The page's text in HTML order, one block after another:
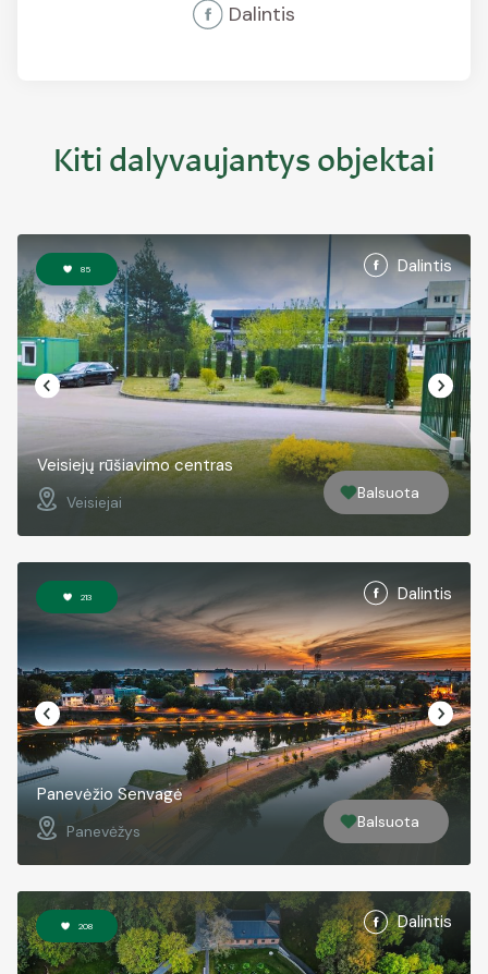
Dalintis
Kiti dalyvaujantys objektai
85 Dalintis
Veisiejų rūšiavimo centras
Veisiejai Balsuota
213 Dalintis
Panevėžio Senvagė
Panevėžys Balsuota
208 Dalintis